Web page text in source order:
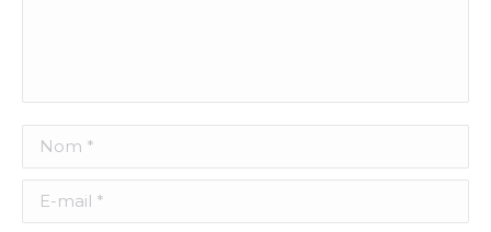
Nom *
E-mail *